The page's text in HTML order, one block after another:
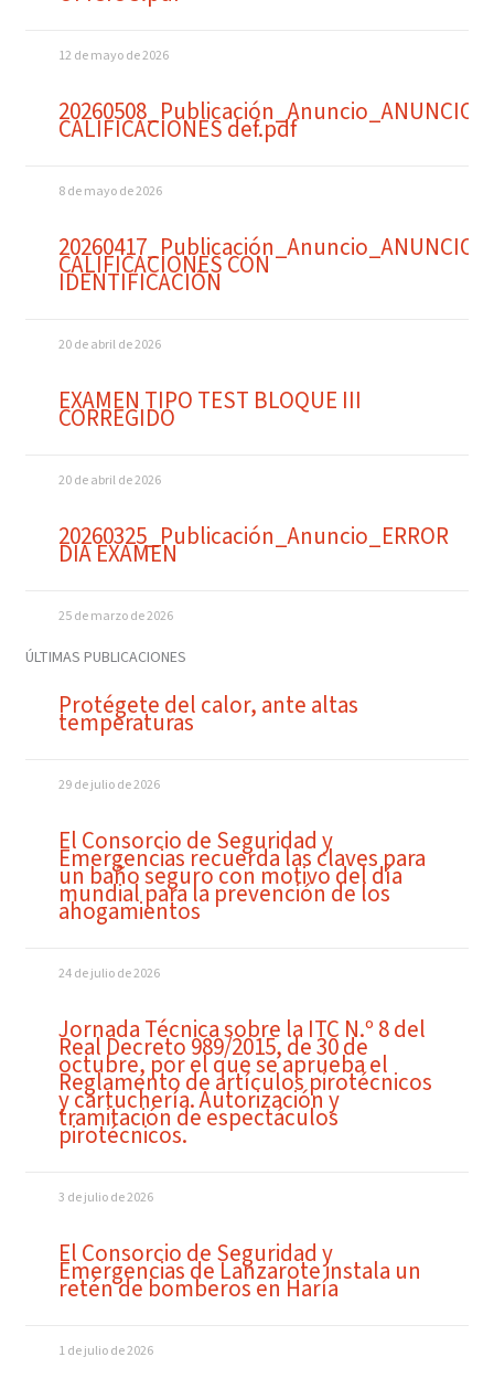
12 de mayo de 2026
20260508_Publicación_Anuncio_ANUNCIO
CALIFICACIONES def.pdf
8 de mayo de 2026
20260417_Publicación_Anuncio_ANUNCIO
CALIFICACIONES CON
IDENTIFICACIÓN
20 de abril de 2026
EXAMEN TIPO TEST BLOQUE III
CORREGIDO
20 de abril de 2026
20260325_Publicación_Anuncio_ERROR
DIA EXAMEN
25 de marzo de 2026
ÚLTIMAS PUBLICACIONES
Protégete del calor, ante altas
temperaturas
29 de julio de 2026
El Consorcio de Seguridad y
Emergencias recuerda las claves para
un baño seguro con motivo del día
mundial para la prevención de los
ahogamientos
24 de julio de 2026
Jornada Técnica sobre la ITC N.º 8 del
Real Decreto 989/2015, de 30 de
octubre, por el que se aprueba el
Reglamento de artículos pirotécnicos
y cartuchería. Autorización y
tramitación de espectáculos
pirotécnicos.
3 de julio de 2026
El Consorcio de Seguridad y
Emergencias de Lanzarote instala un
retén de bomberos en Haría
1 de julio de 2026